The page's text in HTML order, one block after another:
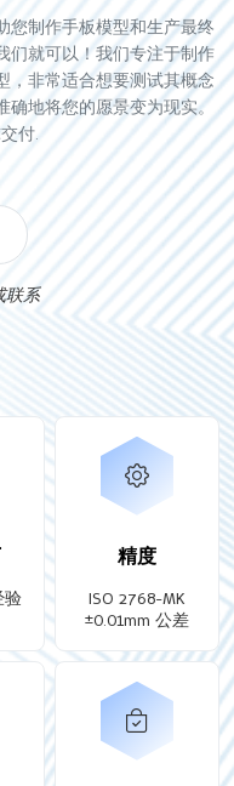
您制作手板模型和生产最终
们就可以！我们专注于制作
，非常适合想要测试其概念
确地将您的愿景变为现实。
付.
联系
验
精度
ISO 2768-MK
±0.01mm 公差